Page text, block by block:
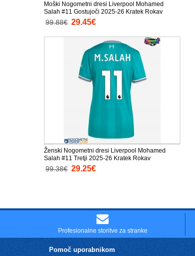
Moški Nogometni dresi Liverpool Mohamed
Salah #11 Gostujoči 2025-26 Kratek Rokav
99.88€ 29.45€
Ženski Nogometni dresi Liverpool Mohamed
Salah #11 Tretji 2025-26 Kratek Rokav
99.38€ 29.25€
Profesionalne storitve za stranke
Pomoč uporabnikom